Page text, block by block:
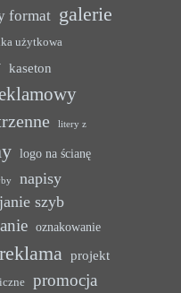
format galerie
użytkowa
kaseton
litery z
logo na ścianę
napisy
szyb
oznakowanie
projekt
promocja